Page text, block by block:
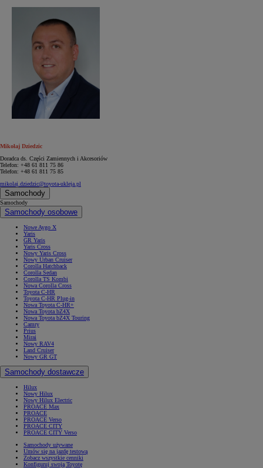
Mikołaj Dziedzic
Doradca ds. Części Zamiennych i Akcesoriów
Telefon: +48 61 811 75 86
Telefon: +48 61 811 75 85
mikolaj.dziedzic@toyota-ukleja.pl
Samochody
Samochody
Samochody osobowe
Nowe Aygo X
Yaris
GR Yaris
Yaris Cross
Nowy Yaris Cross
Nowy Urban Cruiser
Corolla Hatchback
Corolla Sedan
Corolla TS Kombi
Nowa Corolla Cross
Toyota C-HR
Toyota C-HR Plug-in
Nowa Toyota C-HR+
Nowa Toyota bZ4X
Nowa Toyota bZ4X Touring
Camry
Prius
Mirai
Nowy RAV4
Land Cruiser
Nowy GR GT
Samochody dostawcze
Hilux
Nowy Hilux
Nowy Hilux Electric
PROACE Max
PROACE
PROACE Verso
PROACE CITY
PROACE CITY Verso
Samochody używane
Umów się na jazdę testową
Zobacz wszystkie cenniki
Konfiguruj swoją Toyotę